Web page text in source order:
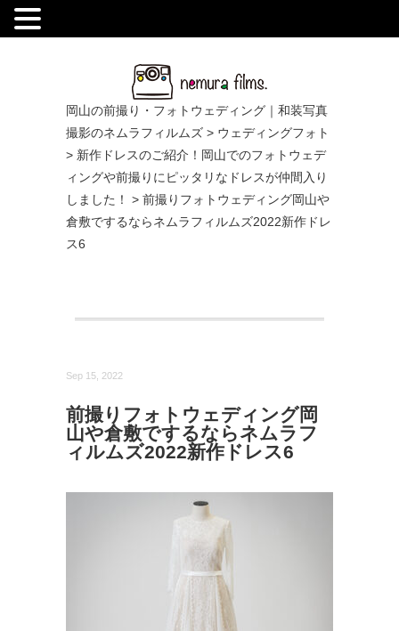
岡山の前撮り・フォトウェディング｜和装写真
撮影のネムラフィルムズ > ウェディングフォト
> 新作ドレスのご紹介！岡山でのフォトウェデ
ィングや前撮りにピッタリなドレスが仲間入り
しました！
> 前撮りフォトウェディング岡山や
倉敷でするならネムラフィルムズ2022新作ドレ
ス6
Sep 15, 2022
前撮りフォトウェディング岡
山や倉敷でするならネムラフ
ィルムズ2022新作ドレス6